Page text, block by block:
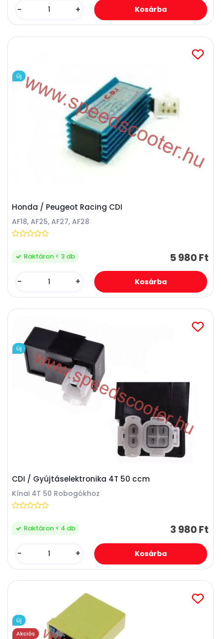
- +
Honda / Peugeot Racing CDI
AF18, AF25, AF27, AF28
5 980 Ft
Raktáron < 3 db
- +
Új
CDI / Gyújtáselektronika 4T 50 ccm
Kínai 4T 50 Robogókhoz
3 980 Ft
Raktáron < 4 db
- +
Új
Új
Akciós